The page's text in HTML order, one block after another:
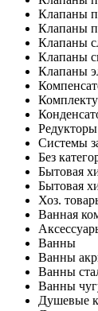
Клапаны
Клапаны
Клапаны
Клапаны
Клапаны
Системы
Без
Бытовая
Бытовая
Хоз.
Ванная
Ванны
Ванны
Ванны
Ванны
Душевые